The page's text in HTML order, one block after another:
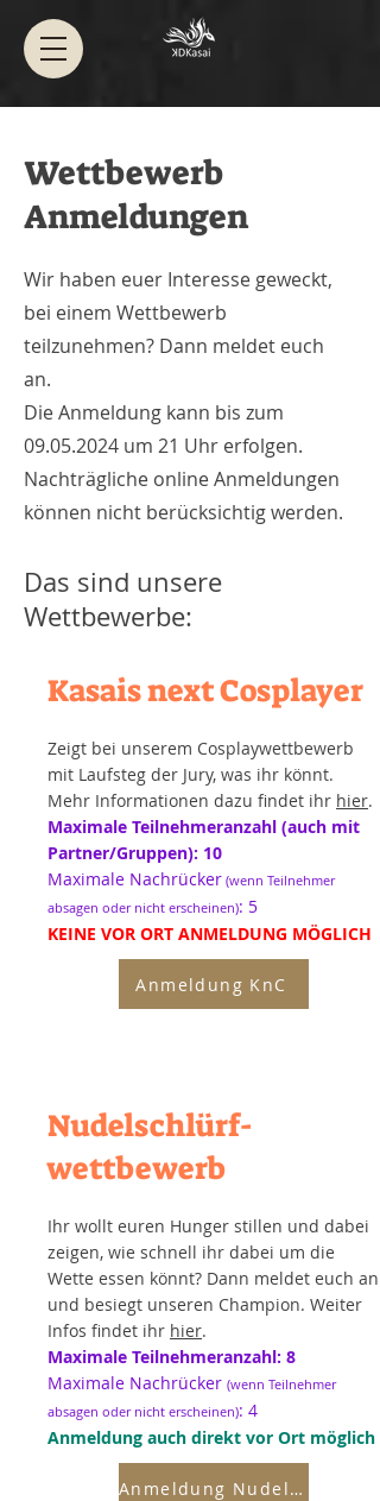
Wettbewerb
Anmeldungen
Wir haben euer Interesse geweckt,
bei einem Wettbewerb
teilzunehmen? Dann meldet euch
an.
Die Anmeldung kann bis zum
09.05.2024 um 21 Uhr erfolgen.
Nachträgliche online Anmeldungen
können nicht berücksichtig werden.
Das sind unsere
Wettbewerbe:
Kasais next Cosplayer
Zeigt bei unserem Cosplaywettbewerb
mit Laufsteg der Jury, was ihr könnt.
Mehr Informationen dazu findet ihr hier.
Maximale Teilnehmeranzahl (auch mit
Partner/Gruppen): 10
Maximale Nachrücker (wenn Teilnehmer
absagen oder nicht erscheinen): 5
KEINE VOR ORT ANMELDUNG MÖGLICH
Anmeldung KnC
Nudelschlürf-
wettbewerb
Ihr wollt euren Hunger stillen und dabei
zeigen, wie schnell ihr dabei um die
Wette essen könnt? Dann meldet euch an
und besiegt unseren Champion. Weiter
Infos findet ihr hier.
Maximale Teilnehmeranzahl: 8
Maximale Nachrücker (wenn Teilnehmer
absagen oder nicht erscheinen): 4
Anmeldung auch direkt vor Ort möglich
Anmeldung Nudelschlürfwettbewerb